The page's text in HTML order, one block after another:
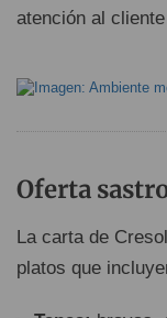
atención al
Oferta
La carta de
platos que